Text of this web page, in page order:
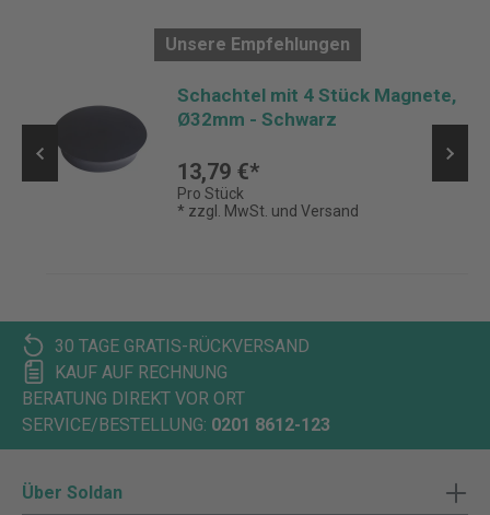
Unsere Empfehlungen
Schachtel mit 4 Stück Magnete,
Ø32mm - Schwarz
13,79 €*
Pro Stück
* zzgl. MwSt. und Versand
30 TAGE GRATIS-RÜCKVERSAND
KAUF AUF RECHNUNG
BERATUNG DIREKT VOR ORT
SERVICE/BESTELLUNG: 0201 8612-123
Über Soldan